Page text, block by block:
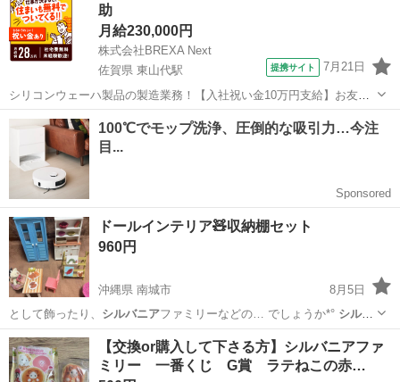
助
月給230,000円
株式会社BREXA Next
佐賀県 東山代駅
提携サイト 7月21日
シリコンウェーハ製品の製造業務！【入社祝い金10万円支給】お友達
やカップルとの応募OK◎年間休日129日＆休出なしでプライベート充
実♪業務はクリーンルームで快適作業◎自社正社員登用制度あり★1食
300円～の格安食堂あり！《佐...
佐賀 伊万里市 東山代駅 その他
ドールインテリア🧸収納棚セット
960円
沖縄県 南城市
8月5日
として飾ったり、 シルバニアファミリーなどの… でしょうか*° シルバ
ニアファミリー用ぬい…
沖縄 南城市 おもちゃ ドール
【交換or購入して下さる方】シルバニアファ
ミリー 一番くじ G賞 ラテねこの赤…